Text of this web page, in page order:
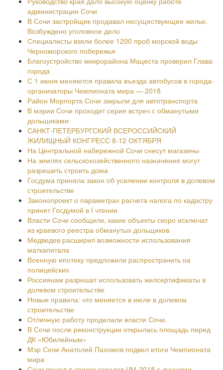
администрации Сочи
В Сочи застройщик продавал несуществующее жилье.
Возбуждено уголовное дело
Специалисты взяли более 1200 проб морской воды
Черноморского побережья
Благоустройство микрорайона Мацеста проверил Глава
города
С 1 июня меняются правила въезда автобусов в города-
организаторы Чемпионата мира — 2018
Район Морпорта Сочи закрыли для автотранспорта
В мэрии Сочи проходит серия встреч с обманутыми
дольщиками
САНКТ-ПЕТЕРБУРГСКИЙ ВСЕРОССИЙСКИЙ
ЖИЛИЩНЫЙ КОНГРЕСС 8-12 ОКТЯБРЯ
На Центральной набережной Сочи снесут магазины
На землях сельскохозяйственного назначения могут
разрешить строить дома
Госдума приняла закон об усилении контроля в долевом
строительстве
Законопроект о параметрах расчета налога по кадастру
принят Госдумой в I чтении
Власти Сочи сообщили, какие объекты скоро исключат
из краевого реестра обманутых дольщиков
Медведев расширил возможности использования
маткапитала
Военную ипотеку предложили распространить на
полицейских
Россиянам разрешат использовать жилсертификаты в
долевом строительстве
Новые правила: что меняется в июле в долевом
строительстве
Отличную работу проделали власти Сочи.
В Сочи после реконструкции открылась площадь перед
ДК «Юбилейным»
Мэр Сочи Анатолий Пахомов подвел итоги Чемпионата
мира